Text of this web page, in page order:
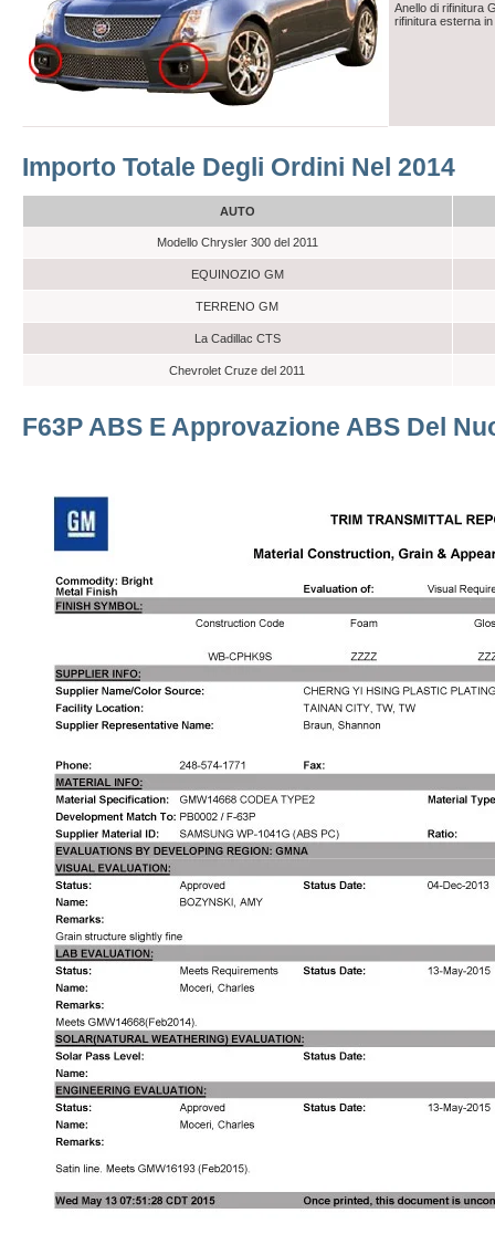
Anello di rifinitura
rifinitura esterna
Importo Totale Degli Ordini Nel 2014
AUTO
Modello Chrysler 300 del 2011
EQUINOZIO GM
TERRENO GM
La Cadillac CTS
Chevrolet Cruze del 2011
F63P ABS E Approvazione ABS Del